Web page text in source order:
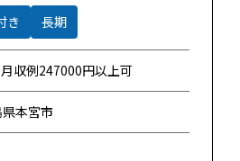
き 長期
収例247000円以上可
本宮市